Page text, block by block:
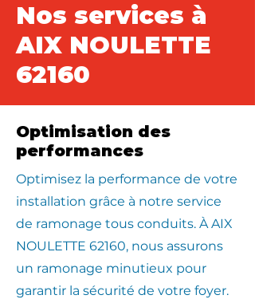
Nos services à
AIX NOULETTE
62160
Optimisation des
performances
Optimisez la performance de votre
installation grâce à notre service
de ramonage tous conduits. À AIX
NOULETTE 62160, nous assurons
un ramonage minutieux pour
garantir la sécurité de votre foyer.